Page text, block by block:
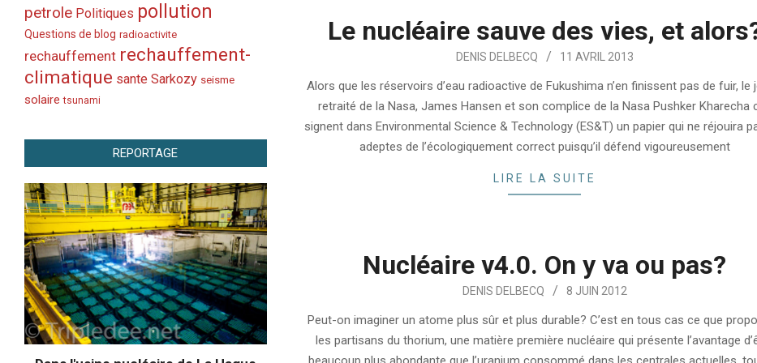
Le nucléaire sauve des vies, et
DENIS DELBECQ 11 AVRIL 2013
Alors que les réservoirs d’eau radioactive de Fukushima n’en finissent pas de fuir, le
retraité de la Nasa, James Hansen et son complice de la Nasa Pushker Kharecha
signent dans Environmental Science & Technology (ES&T) un papier qui ne réjouira
adeptes de l’écologiquement correct puisqu’il défend vigoureusement
LIRE LA SUITE
Nucléaire v4.0. On y va ou pas?
DENIS DELBECQ 8 JUIN 2012
Peut-on imaginer un atome plus sûr et plus durable? C’est en tous cas ce que
les partisans du thorium, une matière première nucléaire qui présente l’avantage
petrole Politiques pollution
Questions de blog radioactivite
rechauffement rechauffement-
climatique sante Sarkozy seisme
solaire tsunami
REPORTAGE